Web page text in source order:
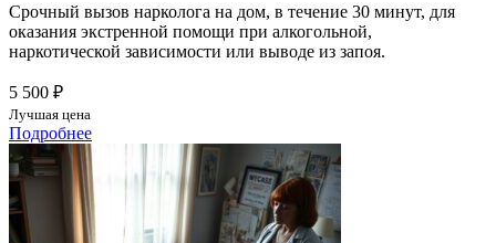
Срочный вызов нарколога на дом, в течение 30 минут, для
оказания экстренной помощи при алкогольной,
наркотической зависимости или выводе из запоя.
5 500 ₽
Лучшая цена
Подробнее